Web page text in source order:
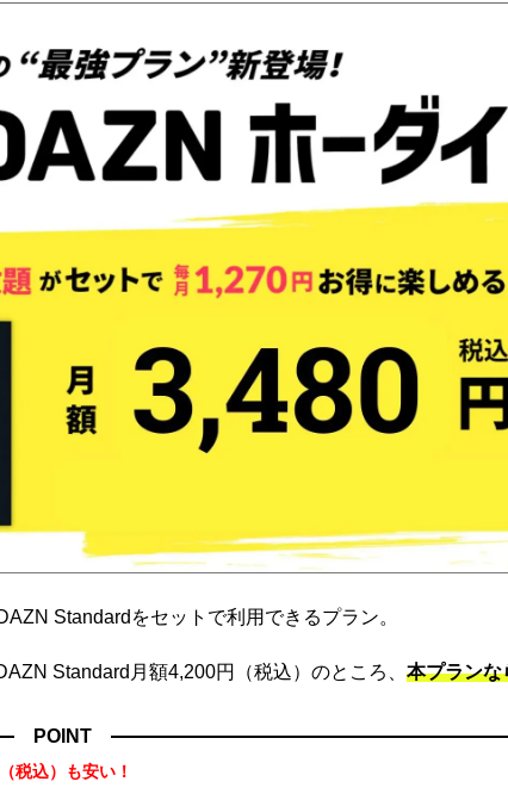
Standardをセットで利用できるプラン。
Standard月額4,200円（税込）のところ、 本プランな
POINT
税込）も安い！